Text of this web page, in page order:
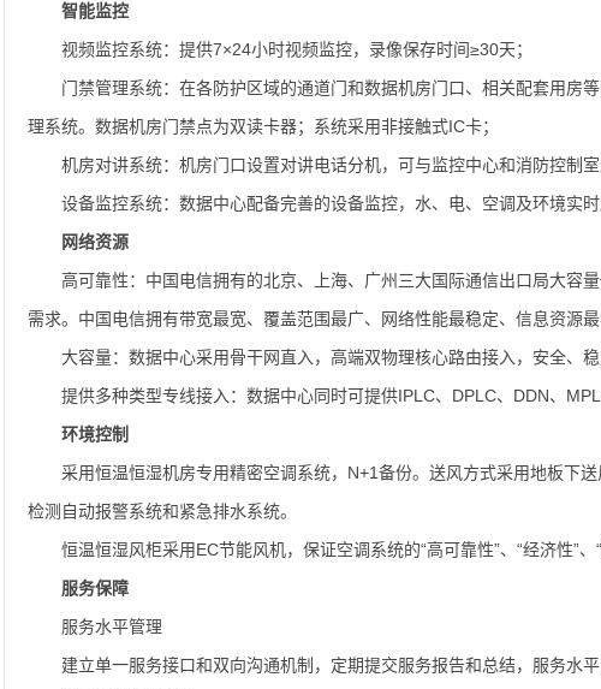
智能监控
视频监控系统：提供7×24小时视频监控，录像保存时间≥30天；
门禁管理系统：在各防护区域的通道门和数据机房门口、相关配套用房
理系统。数据机房门禁点为双读卡器；系统采用非接触式IC卡；
机房对讲系统：机房门口设置对讲电话分机，可与监控中心和消防控制室
设备监控系统：数据中心配备完善的设备监控，水、电、空调及环境实
网络资源
高可靠性：中国电信拥有的北京、上海、广州三大国际通信出口局大容
需求。中国电信拥有带宽最宽、覆盖范围最广、网络性能最稳定、信息资源
大容量：数据中心采用骨干网直入，高端双物理核心路由接入，安全、稳
提供多种类型专线接入：数据中心同时可提供IPLC、DPLC、DDN、
环境控制
采用恒温恒湿机房专用精密空调系统，N+1备份。送风方式采用地板下
检测自动报警系统和紧急排水系统。
恒温恒湿风柜采用EC节能风机，保证空调系统的“高可靠性”、“经济性”、“
服务保障
服务水平管理
建立单一服务接口和双向沟通机制，定期提交服务报告和总结，服务水